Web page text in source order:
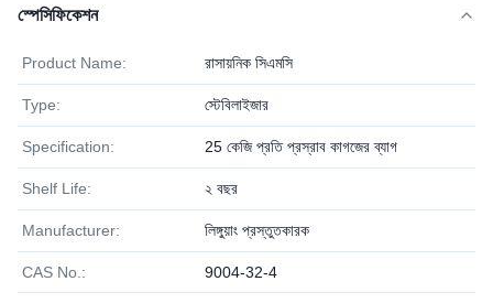
স্পেসিফিকেশন
Product Name: রাসায়নিক সিএমসি
Type: স্টেবিলাইজার
Specification: 25 কেজি প্রতি প্রস্রাব কাগজের ব্যাগ
Shelf Life: ২ বছর
Manufacturer: লিঙ্গুয়াং প্রস্তুতকারক
CAS No.: 9004-32-4